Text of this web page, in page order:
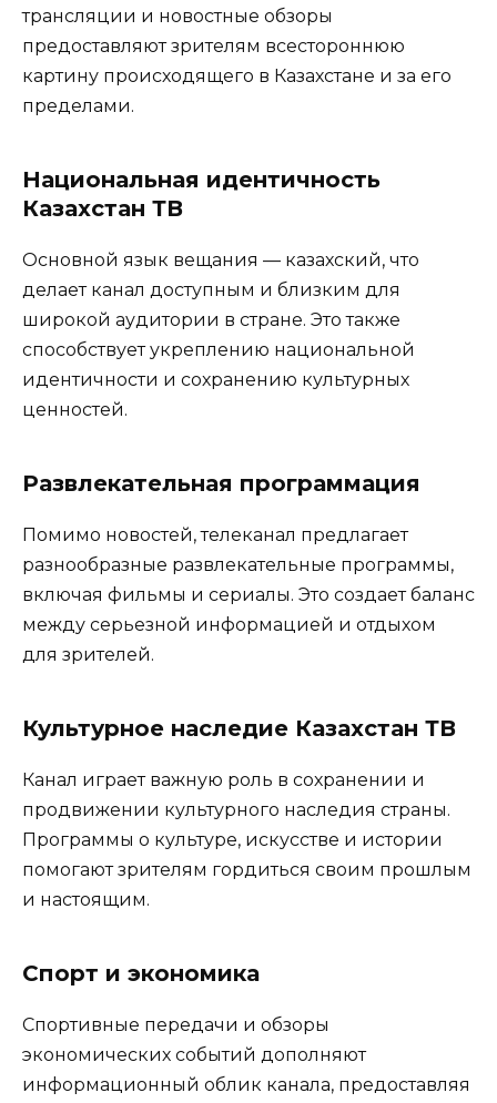
трансляции и новостные обзоры
предоставляют зрителям всестороннюю
картину происходящего в Казахстане и за его
пределами.
Национальная идентичность
Казахстан ТВ
Основной язык вещания — казахский, что
делает канал доступным и близким для
широкой аудитории в стране. Это также
способствует укреплению национальной
идентичности и сохранению культурных
ценностей.
Развлекательная программация
Помимо новостей, телеканал предлагает
разнообразные развлекательные программы,
включая фильмы и сериалы. Это создает баланс
между серьезной информацией и отдыхом
для зрителей.
Культурное наследие Казахстан ТВ
Канал играет важную роль в сохранении и
продвижении культурного наследия страны.
Программы о культуре, искусстве и истории
помогают зрителям гордиться своим прошлым
и настоящим.
Спорт и экономика
Спортивные передачи и обзоры
экономических событий дополняют
информационный облик канала, предоставляя